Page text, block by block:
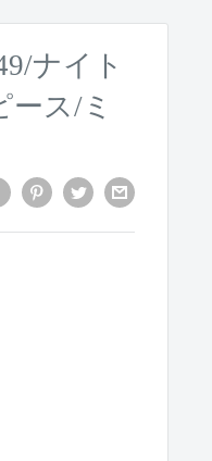
ナイト
ス/ミ